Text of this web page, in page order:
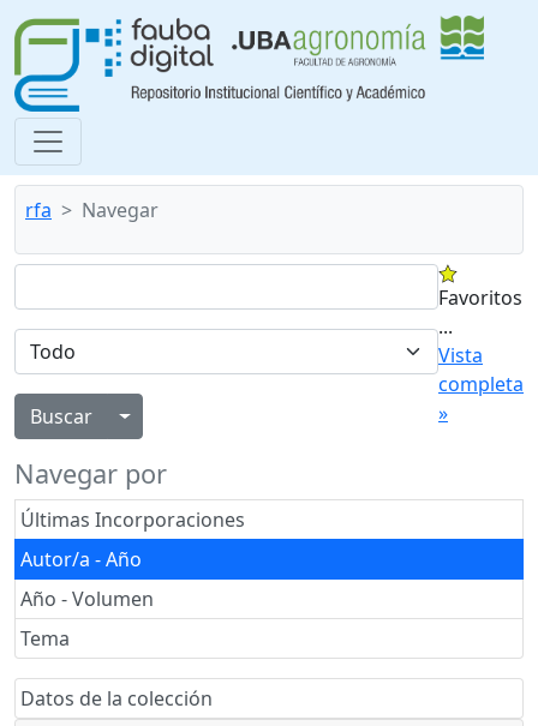
rfa Navegar
Alternar menú desplegable
Favoritos
...
Vista
completa
»
Navegar por
Últimas Incorporaciones
Autor/a - Año
Año - Volumen
Tema
Datos de la colección